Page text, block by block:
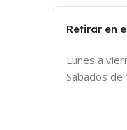
Retirar en
Lunes a
Sabados de